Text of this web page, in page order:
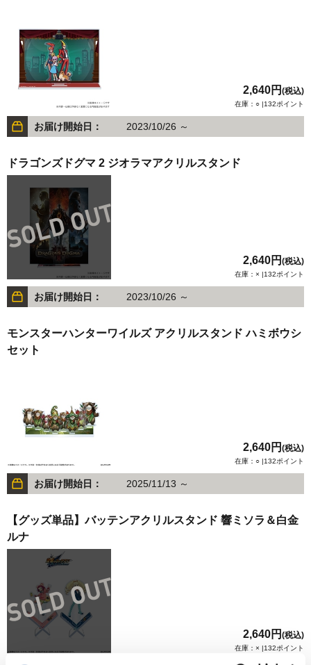
2,640円 (税込)
在庫：○ |132ポイント
お届け開始日： 2023/10/26 ～
ドラゴンズドグマ 2 ジオラマアクリルスタンド
2,640円 (税込)
在庫：× |132ポイント
お届け開始日： 2023/10/26 ～
モンスターハンターワイルズ アクリルスタンド ハミボウシ
セット
2,640円 (税込)
在庫：○ |132ポイント
お届け開始日： 2025/11/13 ～
【グッズ単品】バッテンアクリルスタンド 響ミソラ＆白金
ルナ
2,640円 (税込)
在庫：× |132ポイント